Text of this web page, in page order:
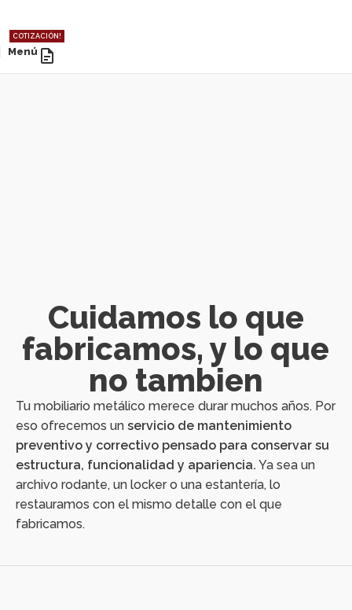
Menú
COTIZACIÓN!
Cuidamos lo que
fabricamos, y lo que
no tambien
Tu mobiliario metálico merece durar muchos años. Por
eso ofrecemos un servicio de mantenimiento
preventivo y correctivo pensado para conservar su
estructura, funcionalidad y apariencia. Ya sea un
archivo rodante, un locker o una estantería, lo
restauramos con el mismo detalle con el que
fabricamos.